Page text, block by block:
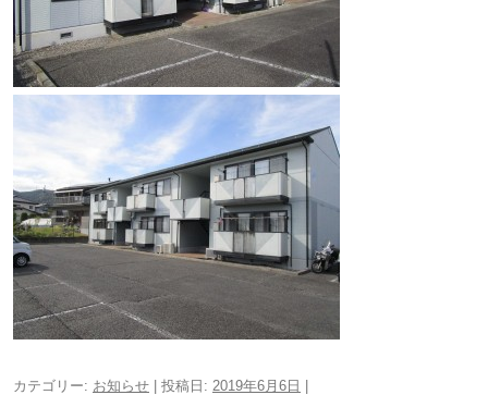
カテゴリー: お知らせ | 投稿日: 2019年6月6日